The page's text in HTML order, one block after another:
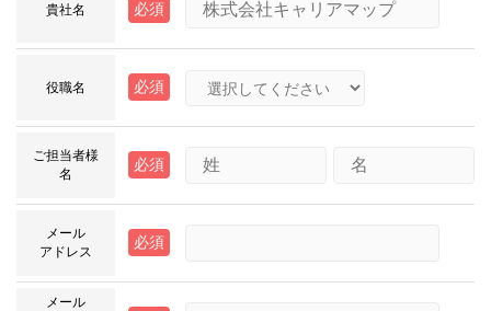
貴社名 必須
役職名 必須
ご担当者様
名
必須
メール
アドレス
必須
メール